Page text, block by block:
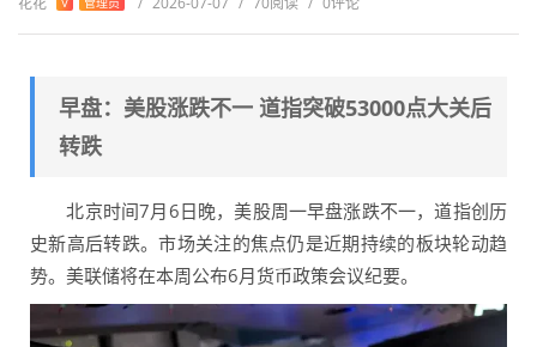
早盘：美股涨跌不一 道指突破53000点大关后
转跌
北京时间7月6日晚，美股周一早盘涨跌不一，道指创历
史新高后转跌。市场关注的焦点仍是近期持续的板块轮动趋
势。美联储将在本周公布6月货币政策会议纪要。